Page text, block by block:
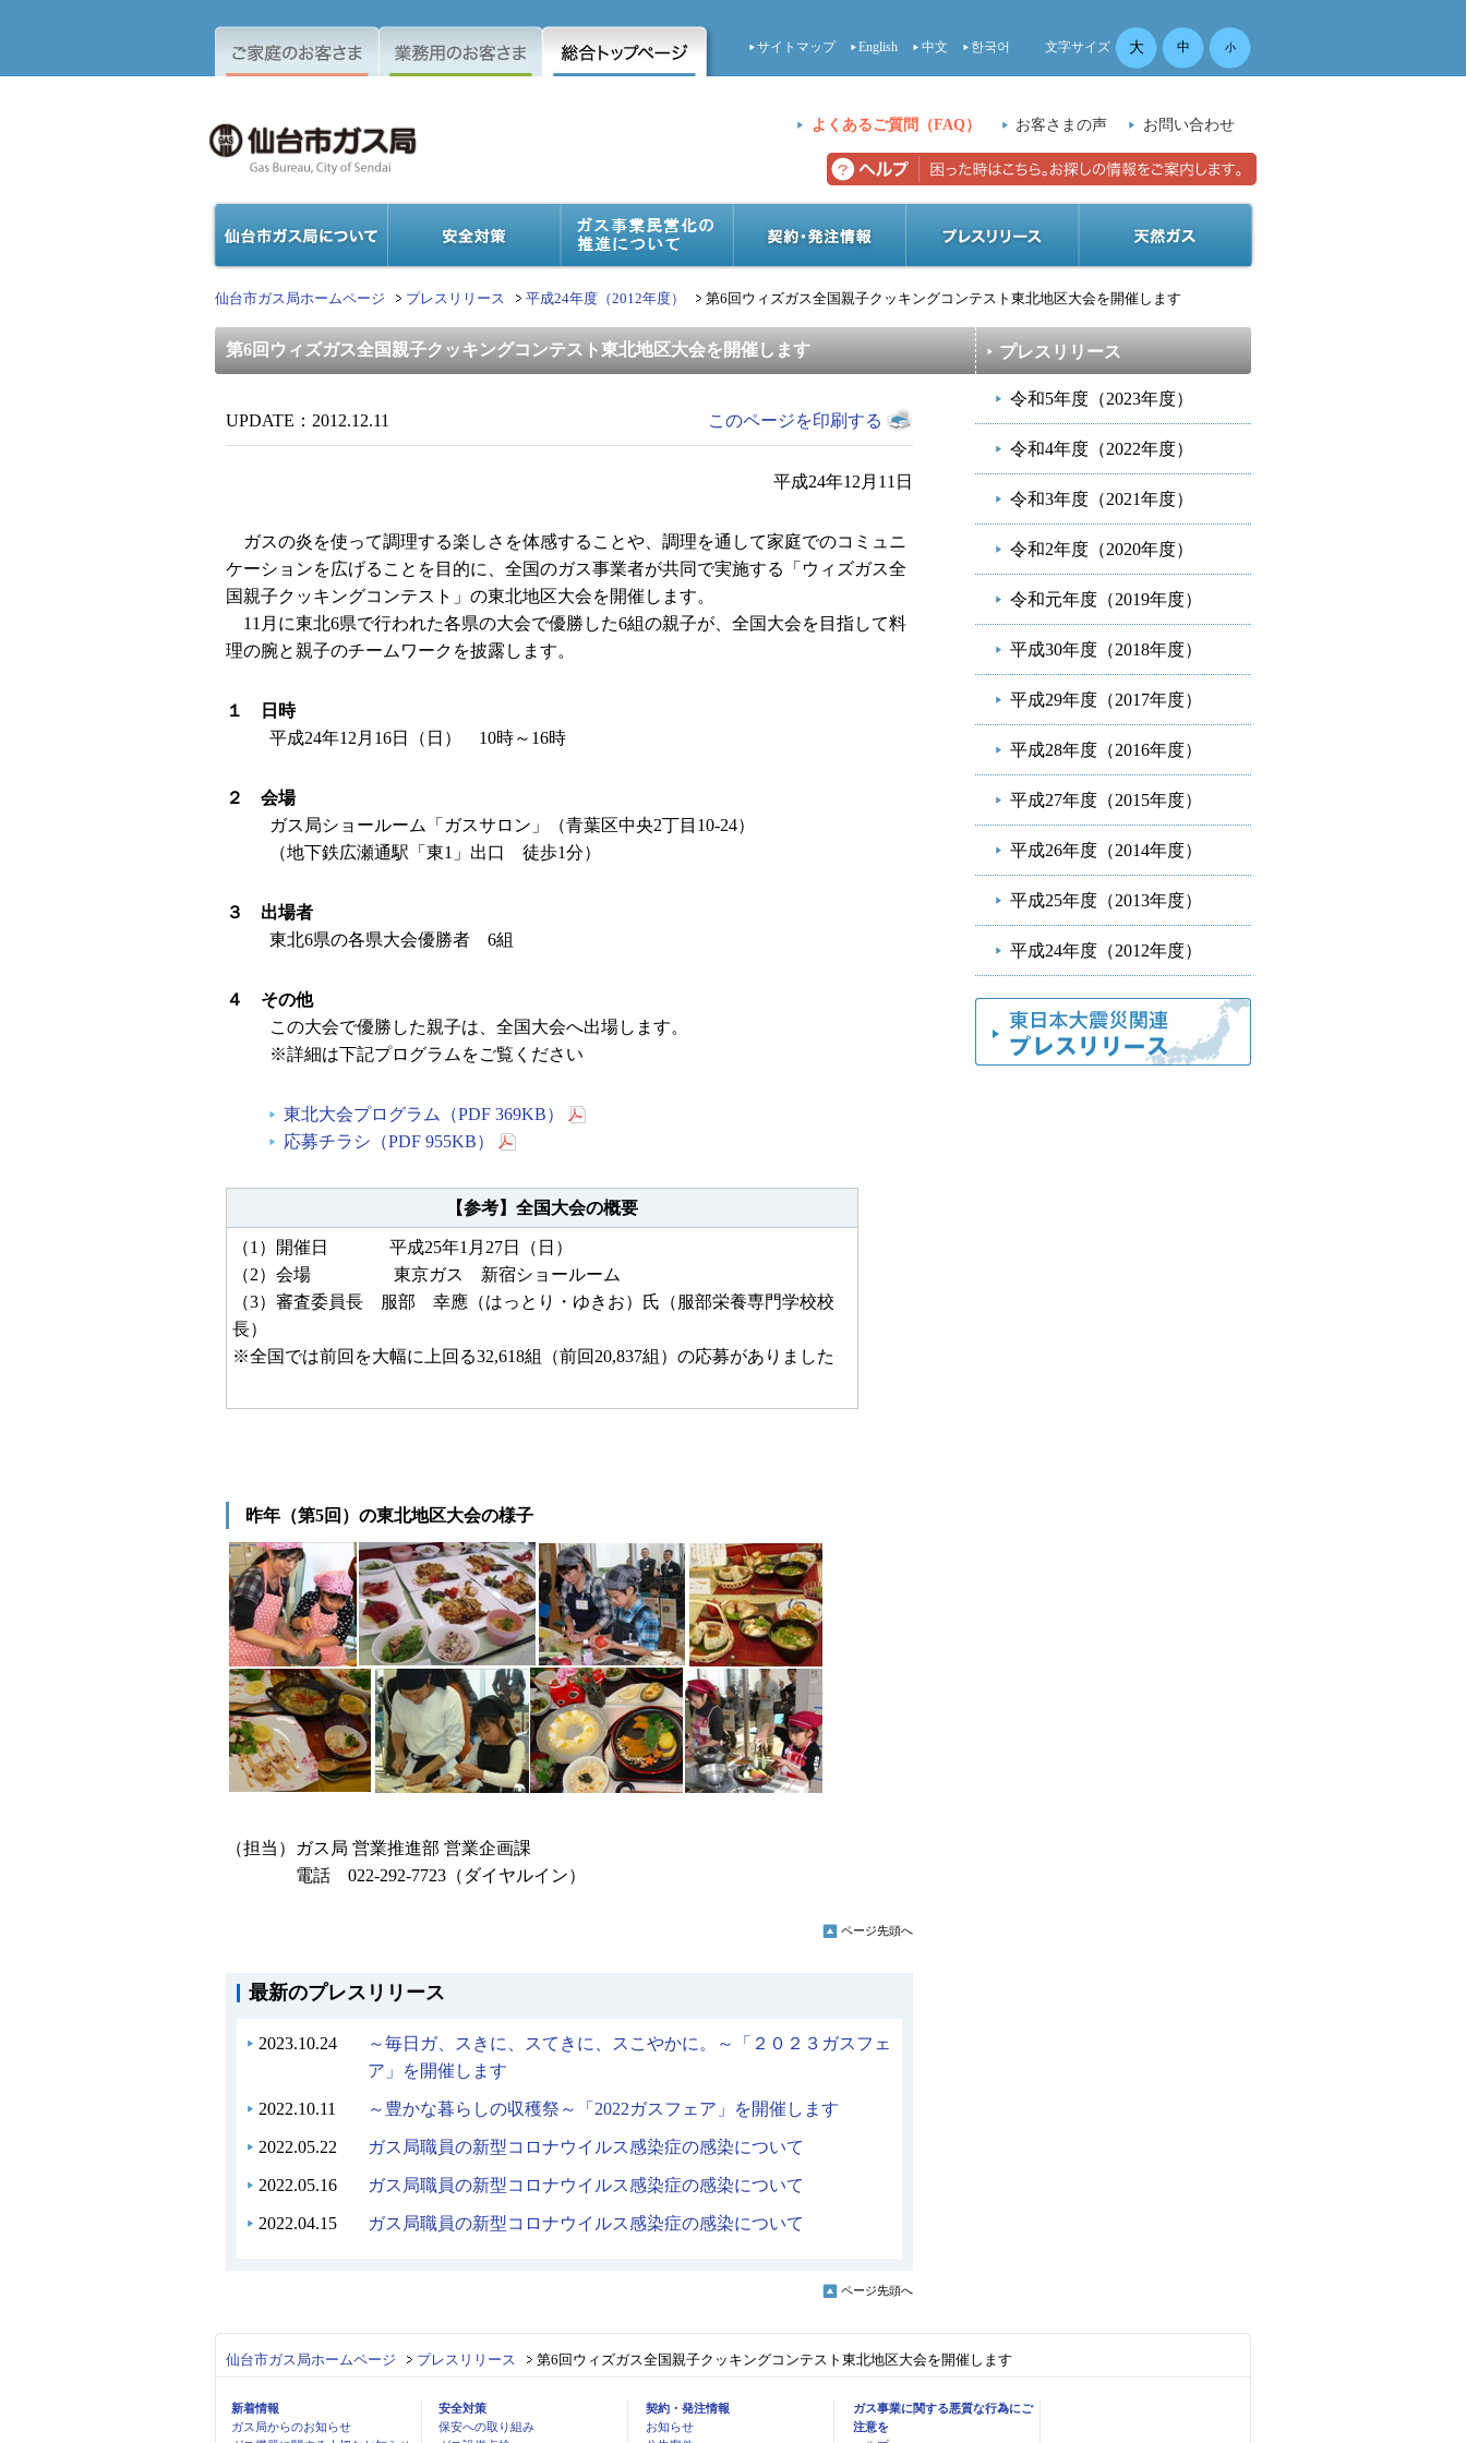
サイトマップ English 中文 한국어 文字サイズ 大 中 小
お問い合わせ
お客さまの声
よくあるご質問（FAQ）
仙台市ガス局ホームページ プレスリリース 平成24年度（2012年度） 第6回ウィズガス全国親子クッキングコンテスト東北地区大会を開催します
第6回ウィズガス全国親子クッキングコンテスト東北地区大会を開催します プレスリリース
UPDATE：2012.12.11 このページを印刷する
平成24年12月11日
ガスの炎を使って調理する楽しさを体感することや、調理を通して家庭でのコミュニ
ケーションを広げることを目的に、全国のガス事業者が共同で実施する「ウィズガス全
国親子クッキングコンテスト」の東北地区大会を開催します。
11月に東北6県で行われた各県の大会で優勝した6組の親子が、全国大会を目指して料
理の腕と親子のチームワークを披露します。
１ 日時
平成24年12月16日（日） 10時～16時
２ 会場
ガス局ショールーム「ガスサロン」（青葉区中央2丁目10-24）
（地下鉄広瀬通駅「東1」出口 徒歩1分）
３ 出場者
東北6県の各県大会優勝者 6組
４ その他
この大会で優勝した親子は、全国大会へ出場します。
※詳細は下記プログラムをご覧ください
東北大会プログラム（PDF 369KB）
応募チラシ（PDF 955KB）
【参考】全国大会の概要
（1）開催日 平成25年1月27日（日）
（2）会場 東京ガス 新宿ショールーム
（3）審査委員長 服部 幸應（はっとり・ゆきお）氏（服部栄養専門学校校
長）
※全国では前回を大幅に上回る32,618組（前回20,837組）の応募がありました
昨年（第5回）の東北地区大会の様子
（担当）ガス局 営業推進部 営業企画課
電話 022-292-7723（ダイヤルイン）
ページ先頭へ
最新のプレスリリース
2023.10.24
～毎日ガ、スきに、スてきに、スこやかに。～「２０２３ガスフェ
ア」を開催します
2022.10.11 ～豊かな暮らしの収穫祭～「2022ガスフェア」を開催します
2022.05.22 ガス局職員の新型コロナウイルス感染症の感染について
2022.05.16 ガス局職員の新型コロナウイルス感染症の感染について
2022.04.15 ガス局職員の新型コロナウイルス感染症の感染について
ページ先頭へ
令和5年度（2023年度）
令和4年度（2022年度）
令和3年度（2021年度）
令和2年度（2020年度）
令和元年度（2019年度）
平成30年度（2018年度）
平成29年度（2017年度）
平成28年度（2016年度）
平成27年度（2015年度）
平成26年度（2014年度）
平成25年度（2013年度）
平成24年度（2012年度）
仙台市ガス局ホームページ プレスリリース 第6回ウィズガス全国親子クッキングコンテスト東北地区大会を開催します
新着情報
ガス局からのお知らせ
安全対策
保安への取り組み
契約・発注情報
お知らせ
ガス事業に関する悪質な行為にご
注意を